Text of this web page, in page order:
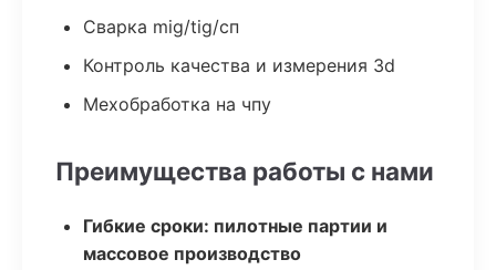
Сварка mig/tig/сп
Контроль качества и измерения 3d
Мехобработка на чпу
Преимущества работы с нами
Гибкие сроки: пилотные партии и
массовое производство